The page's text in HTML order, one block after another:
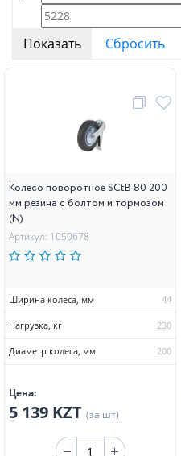
Колесо поворотное SCtB 80 200
мм резина с болтом и тормозом
(N)
Артикул: 1050678
Ширина колеса, мм 44
Нагрузка, кг 230
Диаметр колеса, мм 200
Цена:
5 139 KZT (за шт)